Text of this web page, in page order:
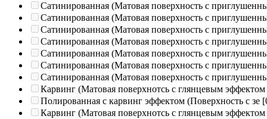
Сатинированная (Матовая поверхность с
Сатинированная (Матовая поверхность с
Сатинированная (Матовая поверхность с
Сатинированная (Матовая поверхность с
Сатинированная (Матовая поверхность с
Сатинированная (Матовая поверхность с
Сатинированная (Матовая поверхность с
Карвинг (Матовая поверхнотсь с глянцевым эффектом
Полированная c карвинг эффектом (Поверхность с зе
Карвинг (Матовая поверхнотсь с глянцевым эффектом